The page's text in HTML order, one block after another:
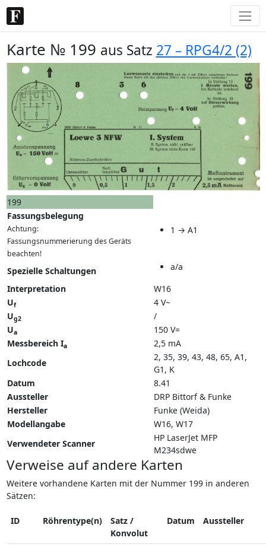
Karte № 199 aus Satz 27 – RPG4/2 (2)
199
Fassungsbelegung
Achtung:
Fassungsnummerierung des Geräts
beachten!
1 → A1
Spezielle Schaltungen
a/a
Interpretation
W16
Uf
4 V~
Ug2
/
Ua
150 V=
Messbereich Ia
2,5 mA
Lochcode
2, 35, 39, 43, 48, 65, A1,
G1, K
Datum
8.41
Aussteller
DRP Bittorf & Funke
Hersteller
Funke (Weida)
Modellangabe
W16 W17
Verwendeter Scanner
HP LaserJet MFP
M234sdwe
Verweise auf andere Karten
Weitere vorhandene Karten mit der Nummer 199 in anderen
Sätzen:
ID Röhrentype(n)
Satz /
Konvolut
Datum Aussteller